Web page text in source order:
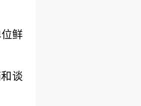
鲜
谈